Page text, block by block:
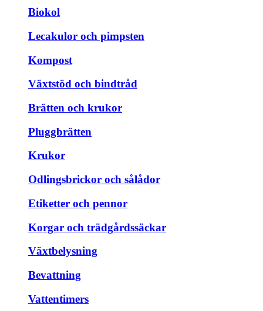
Biokol
Lecakulor och pimpsten
Kompost
Växtstöd och bindtråd
Brätten och krukor
Pluggbrätten
Krukor
Odlingsbrickor och sålådor
Etiketter och pennor
Korgar och trädgårdssäckar
Växtbelysning
Bevattning
Vattentimers